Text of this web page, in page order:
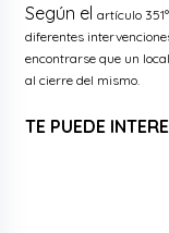
Según elartículo
diferentes
encontrarse que un
al cierre del mismo.
TE PUEDE